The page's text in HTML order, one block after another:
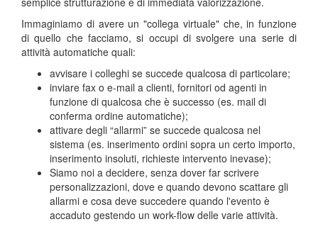
Immaginiamo di avere un "collega virtuale" che, in funzione
di quello che facciamo, si occupi di svolgere una serie di
attività automatiche quali:
avvisare i colleghi se succede qualcosa di particolare;
inviare fax o e-mail a clienti, fornitori od agenti in
funzione di qualcosa che è successo (es. mail di
conferma ordine automatiche);
attivare degli “allarmi” se succede qualcosa nel
sistema (es. inserimento ordini sopra un certo importo,
inserimento insoluti, richieste intervento inevase);
Siamo noi a decidere, senza dover far scrivere
personalizzazioni, dove e quando devono scattare gli
allarmi e cosa deve succedere quando l'evento è
accaduto gestendo un work-flow delle varie attività.